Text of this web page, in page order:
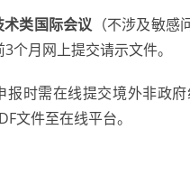
类国际会议 （不涉及敏
个月网上提交请示文件。
报时需在线提交境外非政
文件至在线平台。